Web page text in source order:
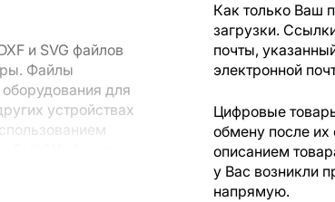
и SVG файлов
Файлы
для
устройствах
Как только Ваш
загрузки.
почты,
электронной
Цифровые
обмену после
описанием
у Вас возникли
напрямую.